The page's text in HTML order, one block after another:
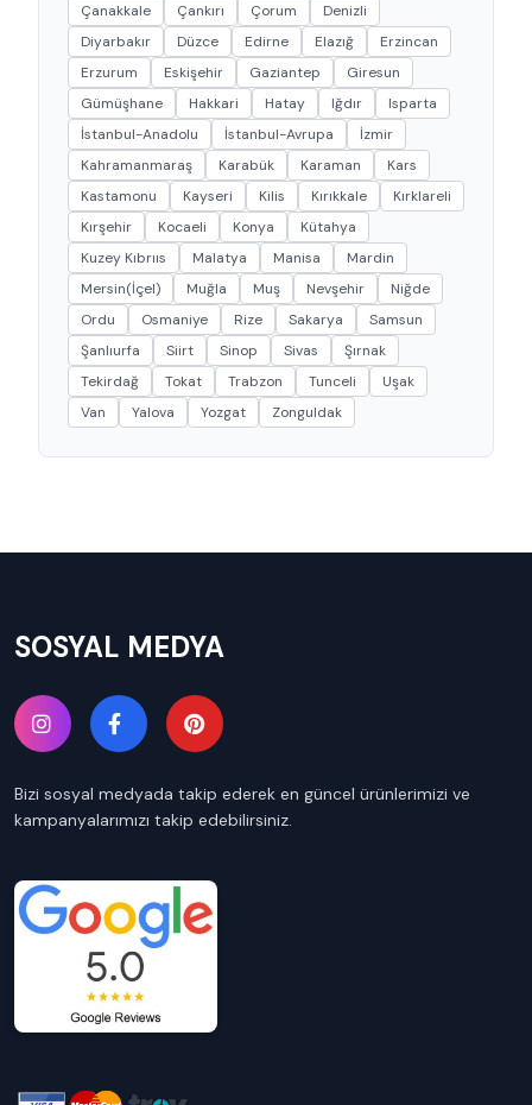
Çanakkale
Çankırı Çorum
Denizli
Diyarbakır
Düzce Edirne Elazığ
Erzincan
Erzurum
Eskişehir Gaziantep
Giresun
Gümüşhane
Hakkari Hatay Iğdır
Isparta
İstanbul-Anadolu
İstanbul-Avrupa
İzmir
Kahramanmaraş
Karabük Karaman
Kars
Kastamonu
Kayseri Kilis Kırıkkale
Kırklareli
Kırşehir
Kocaeli Konya
Kütahya
Kuzey Kıbrııs
Malatya Manisa
Mardin
Mersin(İçel)
Muğla Muş Nevşehir
Niğde
Ordu
Osmaniye Rize Sakarya
Samsun
Şanlıurfa
Siirt Sinop Sivas
Şırnak
Tekirdağ
Tokat Trabzon Tunceli
Uşak
Van
Yalova Yozgat Zonguldak
SOSYAL MEDYA
Bizi sosyal medyada takip ederek en güncel ürünlerimizi ve
kampanyalarımızı takip edebilirsiniz.